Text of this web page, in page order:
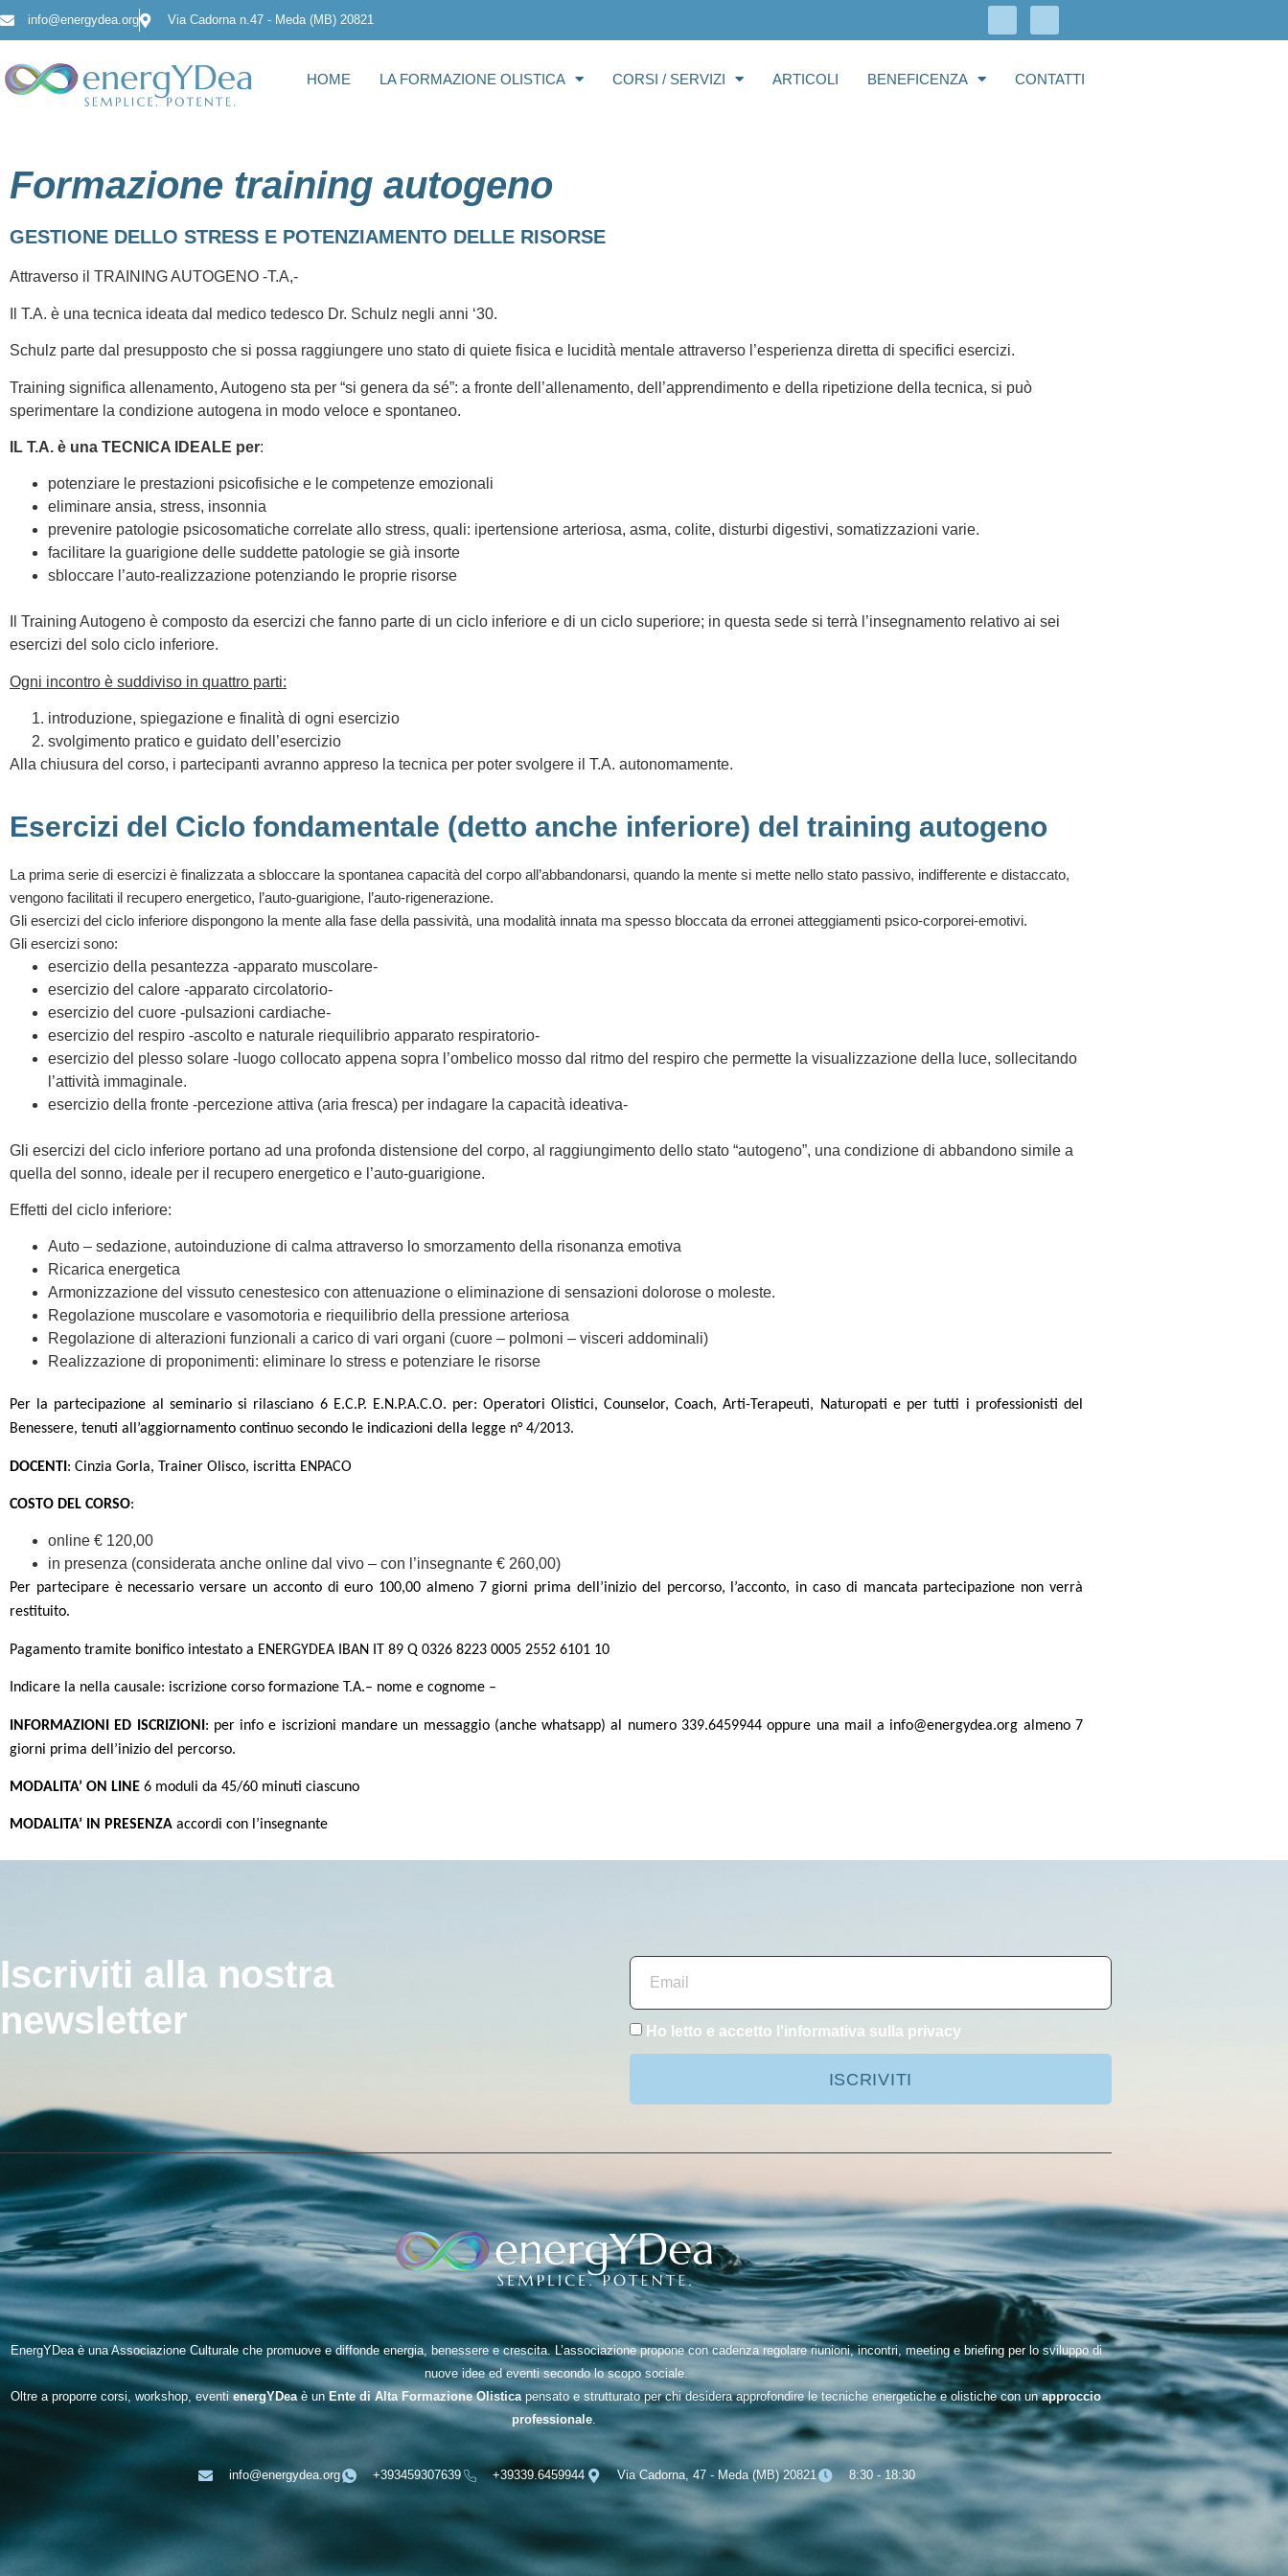
info@energydea.org Via Cadorna n.47 - Meda (MB) 20821
HOME LA FORMAZIONE OLISTICA CORSI / SERVIZI ARTICOLI BENEFICENZA CONTATTI
Formazione training autogeno
GESTIONE DELLO STRESS E POTENZIAMENTO DELLE RISORSE
Attraverso il TRAINING AUTOGENO -T.A,-
Il T.A. è una tecnica ideata dal medico tedesco Dr. Schulz negli anni ‘30.
Schulz parte dal presupposto che si possa raggiungere uno stato di quiete fisica e lucidità mentale attraverso l’esperienza diretta di specifici esercizi.
Training significa allenamento, Autogeno sta per “si genera da sé”: a fronte dell’allenamento, dell’apprendimento e della ripetizione della tecnica, si può
sperimentare la condizione autogena in modo veloce e spontaneo.
IL T.A. è una TECNICA IDEALE per:
potenziare le prestazioni psicofisiche e le competenze emozionali
eliminare ansia, stress, insonnia
prevenire patologie psicosomatiche correlate allo stress, quali: ipertensione arteriosa, asma, colite, disturbi digestivi, somatizzazioni varie.
facilitare la guarigione delle suddette patologie se già insorte
sbloccare l’auto-realizzazione potenziando le proprie risorse
Il Training Autogeno è composto da esercizi che fanno parte di un ciclo inferiore e di un ciclo superiore; in questa sede si terrà l’insegnamento relativo ai sei
esercizi del solo ciclo inferiore.
Ogni incontro è suddiviso in quattro parti:
introduzione, spiegazione e finalità di ogni esercizio
svolgimento pratico e guidato dell’esercizio
Alla chiusura del corso, i partecipanti avranno appreso la tecnica per poter svolgere il T.A. autonomamente.
Esercizi del Ciclo fondamentale (detto anche inferiore) del training autogeno
La prima serie di esercizi è finalizzata a sbloccare la spontanea capacità del corpo all’abbandonarsi, quando la mente si mette nello stato passivo, indifferente e distaccato,
vengono facilitati il recupero energetico, l’auto-guarigione, l’auto-rigenerazione.
Gli esercizi del ciclo inferiore dispongono la mente alla fase della passività, una modalità innata ma spesso bloccata da erronei atteggiamenti psico-corporei-emotivi.
Gli esercizi sono:
esercizio della pesantezza -apparato muscolare-
esercizio del calore -apparato circolatorio-
esercizio del cuore -pulsazioni cardiache-
esercizio del respiro -ascolto e naturale riequilibrio apparato respiratorio-
esercizio del plesso solare -luogo collocato appena sopra l’ombelico mosso dal ritmo del respiro che permette la visualizzazione della luce, sollecitando
l’attività immaginale.
esercizio della fronte -percezione attiva (aria fresca) per indagare la capacità ideativa-
Gli esercizi del ciclo inferiore portano ad una profonda distensione del corpo, al raggiungimento dello stato “autogeno”, una condizione di abbandono simile a
quella del sonno, ideale per il recupero energetico e l’auto-guarigione.
Effetti del ciclo inferiore:
Auto – sedazione, autoinduzione di calma attraverso lo smorzamento della risonanza emotiva
Ricarica energetica
Armonizzazione del vissuto cenestesico con attenuazione o eliminazione di sensazioni dolorose o moleste.
Regolazione muscolare e vasomotoria e riequilibrio della pressione arteriosa
Regolazione di alterazioni funzionali a carico di vari organi (cuore – polmoni – visceri addominali)
Realizzazione di proponimenti: eliminare lo stress e potenziare le risorse
Per la partecipazione al seminario si rilasciano 6 E.C.P. E.N.P.A.C.O. per: Operatori Olistici, Counselor, Coach, Arti-Terapeuti, Naturopati e per tutti i professionisti del
Benessere, tenuti all’aggiornamento continuo secondo le indicazioni della legge n° 4/2013.
DOCENTI : Cinzia Gorla, Trainer Olisco, iscritta ENPACO
COSTO DEL CORSO:
online € 120,00
in presenza (considerata anche online dal vivo – con l’insegnante € 260,00)
Per partecipare è necessario versare un acconto di euro 100,00 almeno 7 giorni prima dell’inizio del percorso, l’acconto, in caso di mancata partecipazione non verrà
restituito.
Pagamento tramite bonifico intestato a ENERGYDEA IBAN IT 89 Q 0326 8223 0005 2552 6101 10
Indicare la nella causale: iscrizione corso formazione T.A.– nome e cognome –
INFORMAZIONI ED ISCRIZIONI : per info e iscrizioni mandare un messaggio (anche whatsapp) al numero 339.6459944 oppure una mail a info@energydea.org almeno 7
giorni prima dell’inizio del percorso.
MODALITA’ ON LINE 6 moduli da 45/60 minuti ciascuno
MODALITA’ IN PRESENZA accordi con l’insegnante
Iscriviti alla nostra
newsletter
Ho letto e accetto l'informativa sulla privacy
ISCRIVITI
EnergYDea è una Associazione Culturale che promuove e diffonde energia, benessere e crescita. L’associazione propone con cadenza regolare riunioni, incontri, meeting e briefing per lo sviluppo di
nuove idee ed eventi secondo lo scopo sociale.
Oltre a proporre corsi, workshop, eventienergYDeaè unEnte di Alta Formazione Olistica pensato e strutturato per chi desidera approfondire le tecniche energetiche e olistiche con unapproccio
professionale
info@energydea.org +393459307639 +39339.6459944 Via Cadorna, 47 - Meda (MB) 20821 8:30 - 18:30